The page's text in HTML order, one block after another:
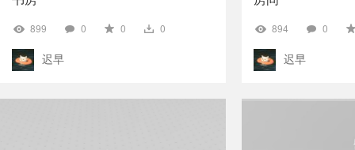
899 0 0 0
迟早
894 0
迟早